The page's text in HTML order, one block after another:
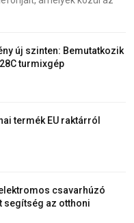
új szinten: Bemutatkozik
turmixgép
termék EU raktárról
csavarhúzó
segítség az otthoni